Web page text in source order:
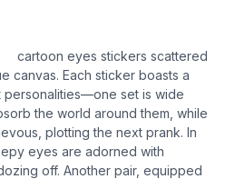
of cartoon eyes stickers scattered
canvas. Each sticker boasts a
personalities—one set is wide
the world around them, while
plotting the next prank. In
eyes are adorned with
off. Another pair, equipped